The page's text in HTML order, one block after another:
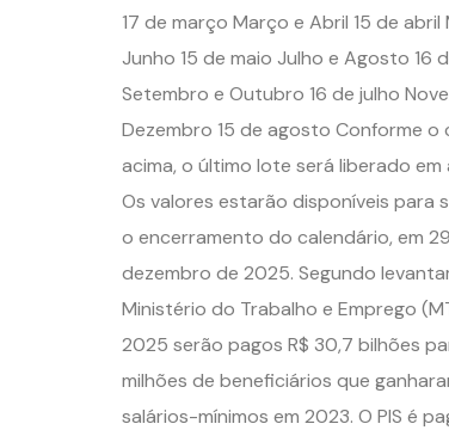
17 de março Março e Abril 15 de abril
Junho 15 de maio Julho e Agosto 16
Setembro e Outubro 16 de julho
Dezembro 15 de agosto Conforme o
acima, o último lote será liberado em
Os valores estarão disponíveis para
o encerramento do calendário, em
dezembro de 2025. Segundo
Ministério do Trabalho e Emprego
2025 serão pagos R$ 30,7 bilhões
milhões de beneficiários que
salários-mínimos em 2023. O PIS é